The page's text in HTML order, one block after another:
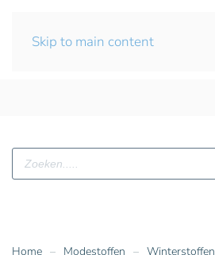
Skip to main content
Producten
zoeken
Home Modestoffen Winterstoffen